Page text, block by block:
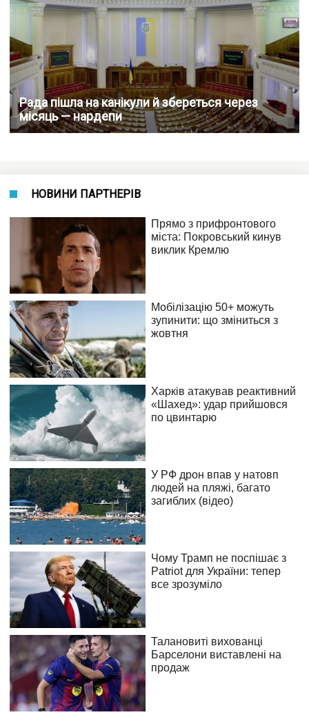
Рада пішла на канікули й збереться через
місяць — нардепи
НОВИНИ ПАРТНЕРІВ